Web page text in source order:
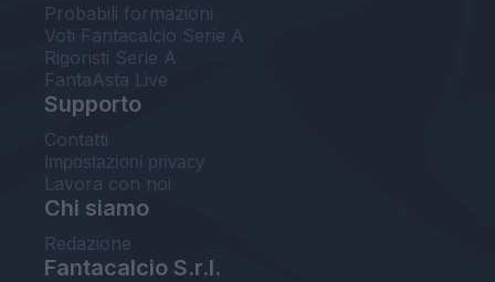
Probabili formazioni
Voti Fantacalcio Serie A
Rigoristi Serie A
FantaAsta Live
Supporto
Contatti
Impostazioni privacy
Lavora con noi
Chi siamo
Redazione
Fantacalcio S.r.l.